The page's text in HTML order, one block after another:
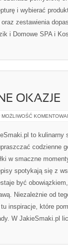
i wybierać
zestawienia
i Domowe SPA i
OKAZJE
MOŻLIWOŚĆ
to kulinarny
codzienne
w smaczne
spotykają się z
być
Niezależnie od
inspiracje, które
W JakieSmaki.pl